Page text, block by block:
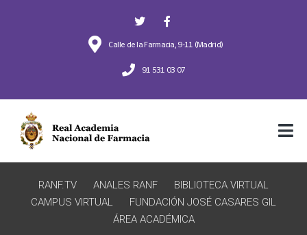
Calle de la Farmacia, 9-11 (Madrid)
91 531 03 07
RANF.TV ANALES RANF
BIBLIOTECA VIRTUAL
CAMPUS VIRTUAL
FUNDACIÓN JOSÉ CASARES GIL
ÁREA ACADÉMICA